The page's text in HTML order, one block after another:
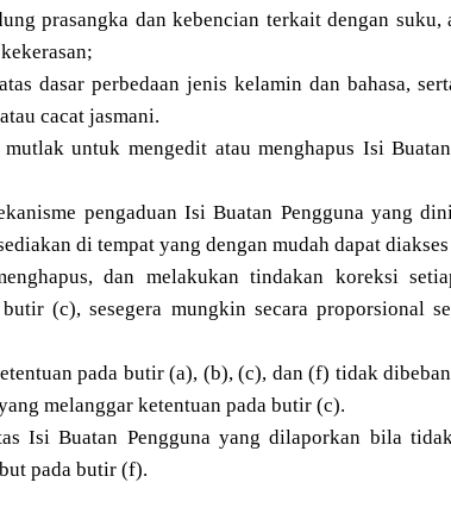
prasangka dan kebencian terkait dengan suku,
dasar perbedaan jenis kelamin dan bahasa,
cacat jasmani.
untuk mengedit atau menghapus Isi
pengaduan Isi Buatan Pengguna yang
di tempat yang dengan mudah dapat
dan melakukan tindakan koreksi
(c), sesegera mungkin secara proporsional
pada butir (a), (b), (c), dan (f) tidak
melanggar ketentuan pada butir (c).
Isi Buatan Pengguna yang dilaporkan bila
pada butir (f).